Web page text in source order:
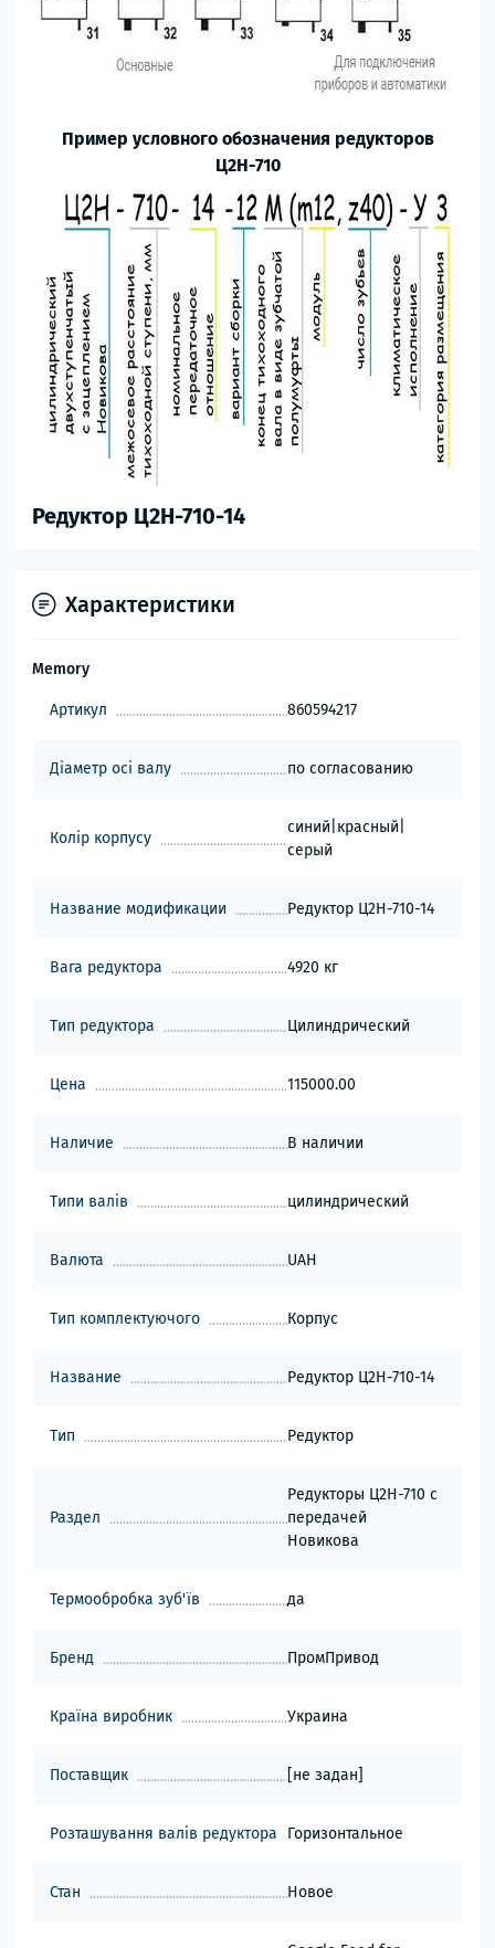
Пример условного обозначения редукторов
Ц2Н-710
Редуктор Ц2Н-710-14
Характеристики
Memory
Артикул 860594217
Діаметр осі валу по согласованию
Колір корпусу
синий|красный|
серый
Название модификации Редуктор Ц2Н-710-14
Вага редуктора 4920 кг
Тип редуктора Цилиндрический
Цена 115000.00
Наличие В наличии
Типи валів цилиндрический
Валюта UAH
Тип комплектуючого Корпус
Название Редуктор Ц2Н-710-14
Тип Редуктор
Раздел
Редукторы Ц2Н-710 с
передачей
Новикова
Термообробка зуб'їв да
Бренд ПромПривод
Країна виробник Украина
Поставщик [не задан]
Розташування валів редуктора Горизонтальное
Стан Новое